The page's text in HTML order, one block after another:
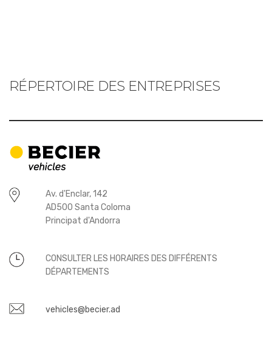
RÉPERTOIRE DES ENTREPRISES
Av. d'Enclar, 142
AD500 Santa Coloma
Principat d'Andorra
CONSULTER LES HORAIRES DES DIFFÉRENTS
DÉPARTEMENTS
vehicles@becier.ad